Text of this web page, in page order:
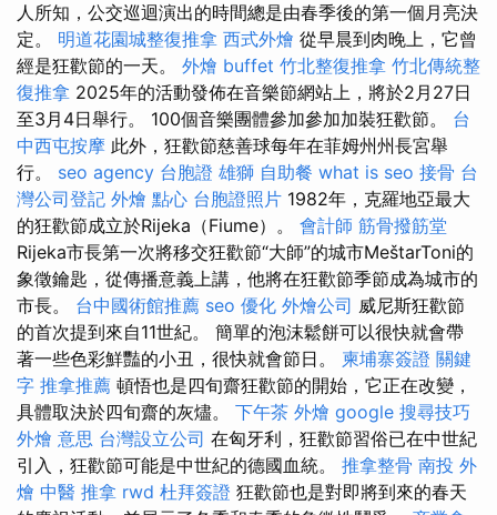
人所知，公交巡迴演出的時間總是由春季後的第一個月亮決
定。 明道花園城整復推拿 西式外燴 從早晨到肉晚上，它曾
經是狂歡節的一天。 外燴 buffet 竹北整復推拿 竹北傳統整
復推拿 2025年的活動發佈在音樂節網站上，將於2月27日
至3月4日舉行。 100個音樂團體參加參加加裝狂歡節。 台
中西屯按摩 此外，狂歡節慈善球每年在菲姆州州長宮舉
行。 seo agency 台胞證 雄獅 自助餐 what is seo 接骨 台
灣公司登記 外燴 點心 台胞證照片 1982年，克羅地亞最大
的狂歡節成立於Rijeka（Fiume）。 會計師 筋骨撥筋堂
Rijeka市長第一次將移交狂歡節“大師”的城市MeštarToni的
象徵鑰匙，從傳播意義上講，他將在狂歡節季節成為城市的
市長。 台中國術館推薦 seo 優化 外燴公司 威尼斯狂歡節
的首次提到來自11世紀。 簡單的泡沫鬆餅可以很快就會帶
著一些色彩鮮豔的小丑，很快就會節日。 柬埔寨簽證 關鍵
字 推拿推薦 頓悟也是四旬齋狂歡節的開始，它正在改變，
具體取決於四旬齋的灰燼。 下午茶 外燴 google 搜尋技巧
外燴 意思 台灣設立公司 在匈牙利，狂歡節習俗已在中世紀
引入，狂歡節可能是中世紀的德國血統。 推拿整骨 南投 外
燴 中醫 推拿 rwd 杜拜簽證 狂歡節也是對即將到來的春天